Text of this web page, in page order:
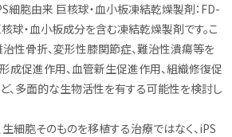
細胞由来 巨核球・血小板凍結乾燥製剤：FD-
球・血小板成分を含む凍結乾燥製剤です。こ
治性骨折、変形性膝関節症、難治性潰瘍等を
形成促進作用、血管新生促進作用、組織修復促
、多面的な生物活性を有する可能性を検討し
細胞そのものを移植する治療ではなく、iPS